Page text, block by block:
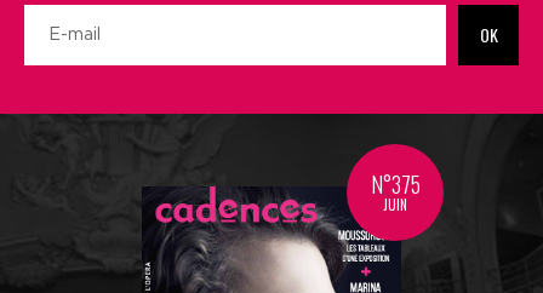
OK
N°375
JUIN